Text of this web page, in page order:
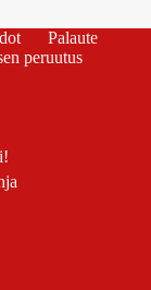
Palaute
peruutus